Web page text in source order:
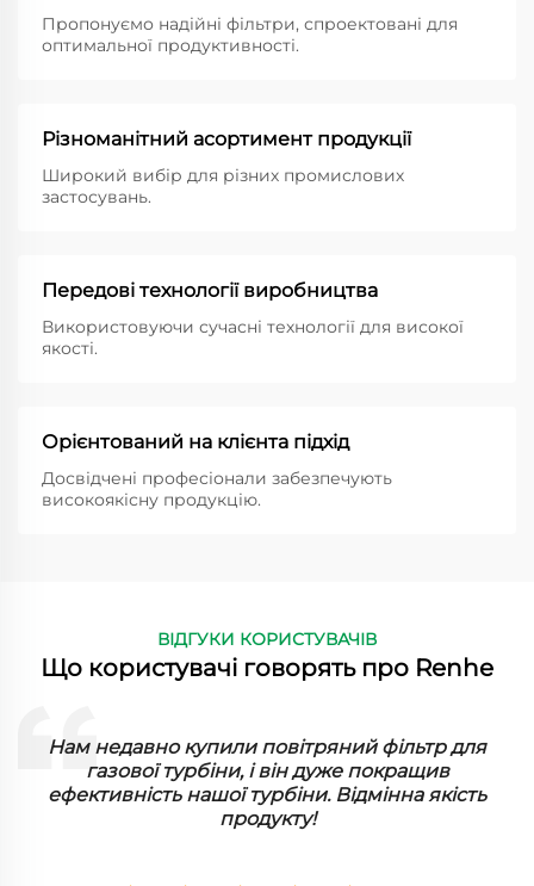
Пропонуємо надійні фільтри, спроектовані для
оптимальної продуктивності.
Різноманітний асортимент продукції
Широкий вибір для різних промислових
застосувань.
Передові технології виробництва
Використовуючи сучасні технології для високої
якості.
Орієнтований на клієнта підхід
Досвідчені професіонали забезпечують
високоякісну продукцію.
ВІДГУКИ КОРИСТУВАЧІВ
Що користувачі говорять про Renhe
Нам недавно купили повітряний фільтр для
газової турбіни, і він дуже покращив
ефективність нашої турбіни. Відмінна якість
продукту!